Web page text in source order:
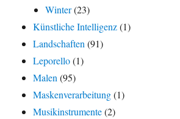
Winter(23)
Künstliche Intelligenz(1)
Landschaften(91)
Leporello(1)
Malen(95)
Maskenverarbeitung(1)
Musikinstrumente(2)